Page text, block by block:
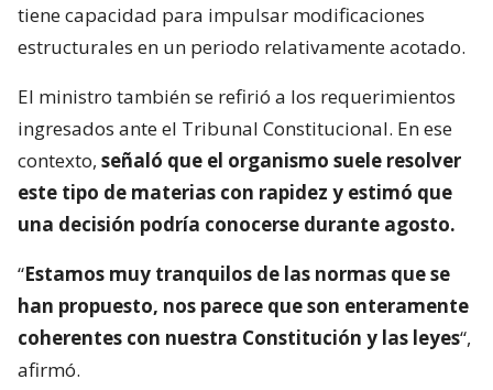
tiene capacidad para impulsar modificaciones
estructurales en un periodo relativamente acotado.
El ministro también se refirió a los requerimientos
ingresados ante el Tribunal Constitucional. En ese
contexto, señaló que el organismo suele resolver
este tipo de materias con rapidez y estimó que
una decisión podría conocerse durante agosto.
“Estamos muy tranquilos de las normas que se
han propuesto, nos parece que son enteramente
coherentes con nuestra Constitución y las leyes“,
afirmó.